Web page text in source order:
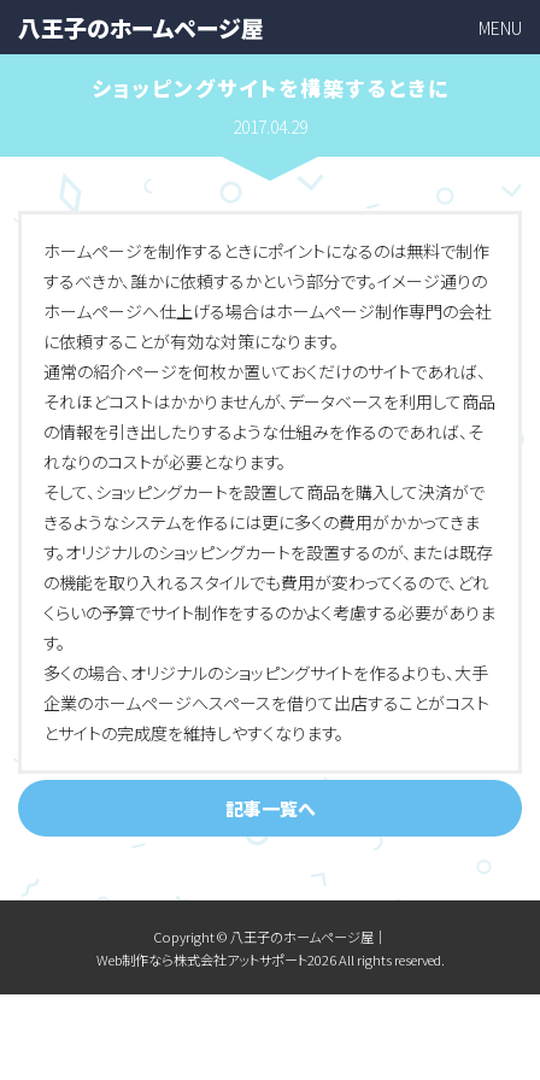
八王子のホームページ屋 MENU
ショッピングサイトを構築するときに
2017.04.29
ホームページを制作するときにポイントになるのは無料で制作
するべきか、誰かに依頼するかという部分です。イメージ通りの
ホームページへ仕上げる場合はホームページ制作専門の会社
に依頼することが有効な対策になります。
通常の紹介ページを何枚か置いておくだけのサイトであれば、
それほどコストはかかりませんが、データベースを利用して商品
の情報を引き出したりするような仕組みを作るのであれば、そ
れなりのコストが必要となります。
そして、ショッピングカートを設置して商品を購入して決済がで
きるようなシステムを作るには更に多くの費用がかかってきま
す。オリジナルのショッピングカートを設置するのが、または既存
の機能を取り入れるスタイルでも費用が変わってくるので、どれ
くらいの予算でサイト制作をするのかよく考慮する必要がありま
す。
多くの場合、オリジナルのショッピングサイトを作るよりも、大手
企業のホームページへスペースを借りて出店することがコスト
とサイトの完成度を維持しやすくなります。
記事一覧へ
Copyright © 八王子のホームページ屋│
Web制作なら株式会社アットサポート2026 All rights reserved.